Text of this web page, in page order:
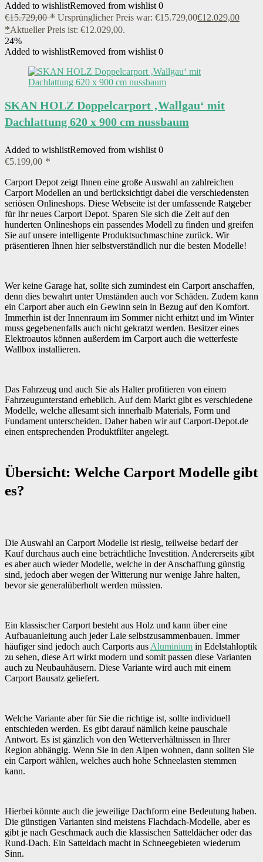
Added to wishlistRemoved from wishlist 0
€15.729,00 Ursprünglicher Preis war: €15.729,00€12.029,00
Aktueller Preis ist: €12.029,00.
24%
Added to wishlistRemoved from wishlist 0
SKAN HOLZ Doppelcarport ‚Wallgau‘ mit
Dachlattung 620 x 900 cm nussbaum
Added to wishlistRemoved from wishlist 0
€5.199,00
Carport Depot zeigt Ihnen eine große Auswahl an zahlreichen
Carport Modellen an und berücksichtigt dabei die verschiedensten
seriösen Onlineshops. Diese Webseite ist der umfassende Ratgeber
für Ihr neues Carport Depot. Sparen Sie sich die Zeit auf den
hunderten Onlineshops ein passendes Modell zu finden und greifen
Sie auf unsere intelligente Produktsuchmaschine zurück. Wir
präsentieren Ihnen hier selbstverständlich nur die besten Modelle!
Wer keine Garage hat, sollte sich zumindest ein Carport anschaffen,
denn dies bewahrt unter Umständen auch vor Schäden. Zudem kann
ein Carport aber auch ein Gewinn sein in Bezug auf den Komfort.
Immerhin ist der Innenraum im Sommer nicht erhitzt und im Winter
muss gegebenenfalls auch nicht gekratzt werden. Besitzer eines
Elektroautos können außerdem im Carport auch die wetterfeste
Wallbox installieren.
Das Fahrzeug und auch Sie als Halter profitieren von einem
Fahrzeugunterstand erheblich. Auf dem Markt gibt es verschiedene
Modelle, welche allesamt sich innerhalb Materials, Form und
Fundament unterscheiden. Daher haben wir auf Carport-Depot.de
einen entsprechenden Produktfilter angelegt.
Übersicht: Welche Carport Modelle gibt
es?
Die Auswahl an Carport Modelle ist riesig, teilweise bedarf der
Kauf durchaus auch eine beträchtliche Investition. Andererseits gibt
es aber auch wieder Modelle, welche in der Anschaffung günstig
sind, jedoch aber wegen der Witterung nur wenige Jahre halten,
bevor sie generalüberholt werden müssten.
Ein klassischer Carport besteht aus Holz und kann über eine
Aufbauanleitung auch jeder Laie selbstzusammenbauen. Immer
häufiger sind jedoch auch Carports aus Aluminium in Edelstahloptik
zu sehen, diese Art wirkt modern und somit passen diese Varianten
auch zu Neubauhäusern. Diese Variante wird auch mit einem
Carport Bausatz geliefert.
Welche Variante aber für Sie die richtige ist, sollte individuell
entschieden werden. Es gibt darauf nämlich keine pauschale
Antwort. Es ist gänzlich von den Wetterverhältnissen in Ihrer
Region abhängig. Wenn Sie in den Alpen wohnen, dann sollten Sie
ein Carport wählen, welches auch hohe Schneelasten stemmen
kann.
Hierbei könnte auch die jeweilige Dachform eine Bedeutung haben.
Die günstigen Varianten sind meistens Flachdach-Modelle, aber es
gibt je nach Geschmack auch die klassischen Satteldächer oder das
Rund-Dach. Ein Satteldach macht in Schneegebieten wiederum
Sinn.